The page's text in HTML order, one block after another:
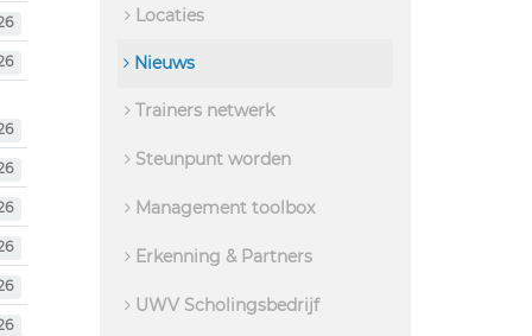
Locaties
Nieuws
Trainers netwerk
Steunpunt worden
Management toolbox
Erkenning & Partners
UWV Scholingsbedrijf